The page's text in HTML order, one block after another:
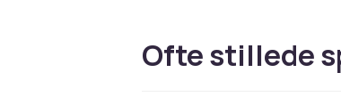
Vælg det
Ofte stillede